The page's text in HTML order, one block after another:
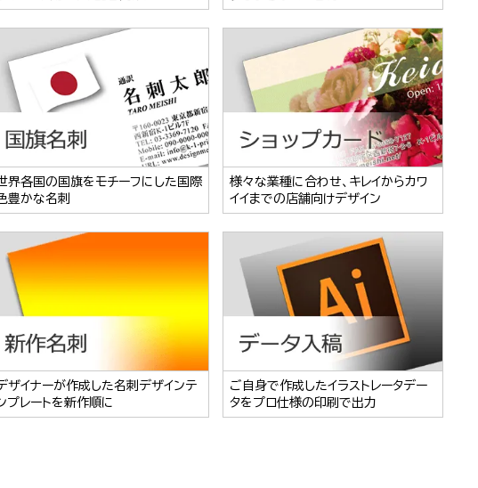
界各国の国旗をモチーフにした国際
豊かな名刺
様々な業種に合わせ、キレイからカワ
イイまでの店舗向けデザイン
ザイナーが作成した名刺デザインテ
プレートを新作順に
ご自身で作成したイラストレータデー
タをプロ仕様の印刷で出力